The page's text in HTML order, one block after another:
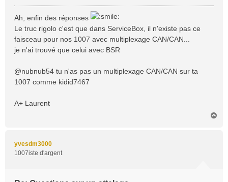
e
s
a
g
e
Ah, enfin des réponses
Le truc rigolo c'est que dans ServiceBox, il n'existe pas ce
faisceau pour nos 1007 avec multiplexage CAN/CAN...
je n'ai trouvé que celui avec BSR
@nubnub54 tu n'as pas un multiplexage CAN/CAN sur ta
1007 comme kidid7467
A+ Laurent
yvesdm3000
1007iste d'argent